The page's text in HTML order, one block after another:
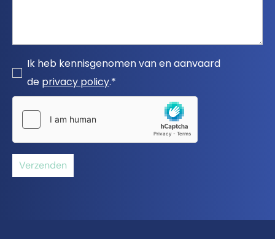
Ik heb kennisgenomen van en aanvaard
de privacy policy.*
Verzenden